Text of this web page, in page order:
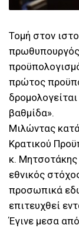
Τομή στον
πρώτος
βαθμίδα».
Μιλώντας
Κρατικού
κ. Μητσοτάκης
εθνικός
προσωπικά
επιτευχθεί
Έγινε μεσα